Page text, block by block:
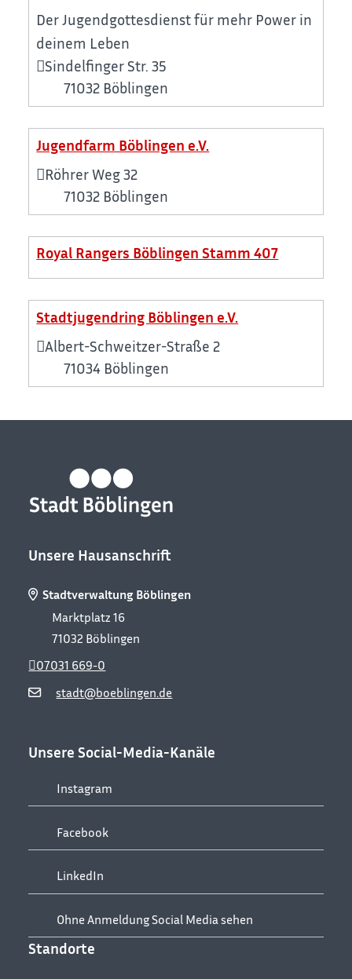
Der Jugendgottesdienst für mehr Power in
deinem Leben
Sindelfinger Str. 35
71032 Böblingen
Jugendfarm Böblingen e.V.
Röhrer Weg 32
71032 Böblingen
Royal Rangers Böblingen Stamm 407
Stadtjugendring Böblingen e.V.
Albert-Schweitzer-Straße 2
71034 Böblingen
Unsere Hausanschrift
Stadtverwaltung Böblingen
Marktplatz 16
71032 Böblingen
stadt@boeblingen.de
07031 669-0
Unsere Social-Media-Kanäle
Instagram
Facebook
LinkedIn
Ohne Anmeldung Social Media sehen
Standorte